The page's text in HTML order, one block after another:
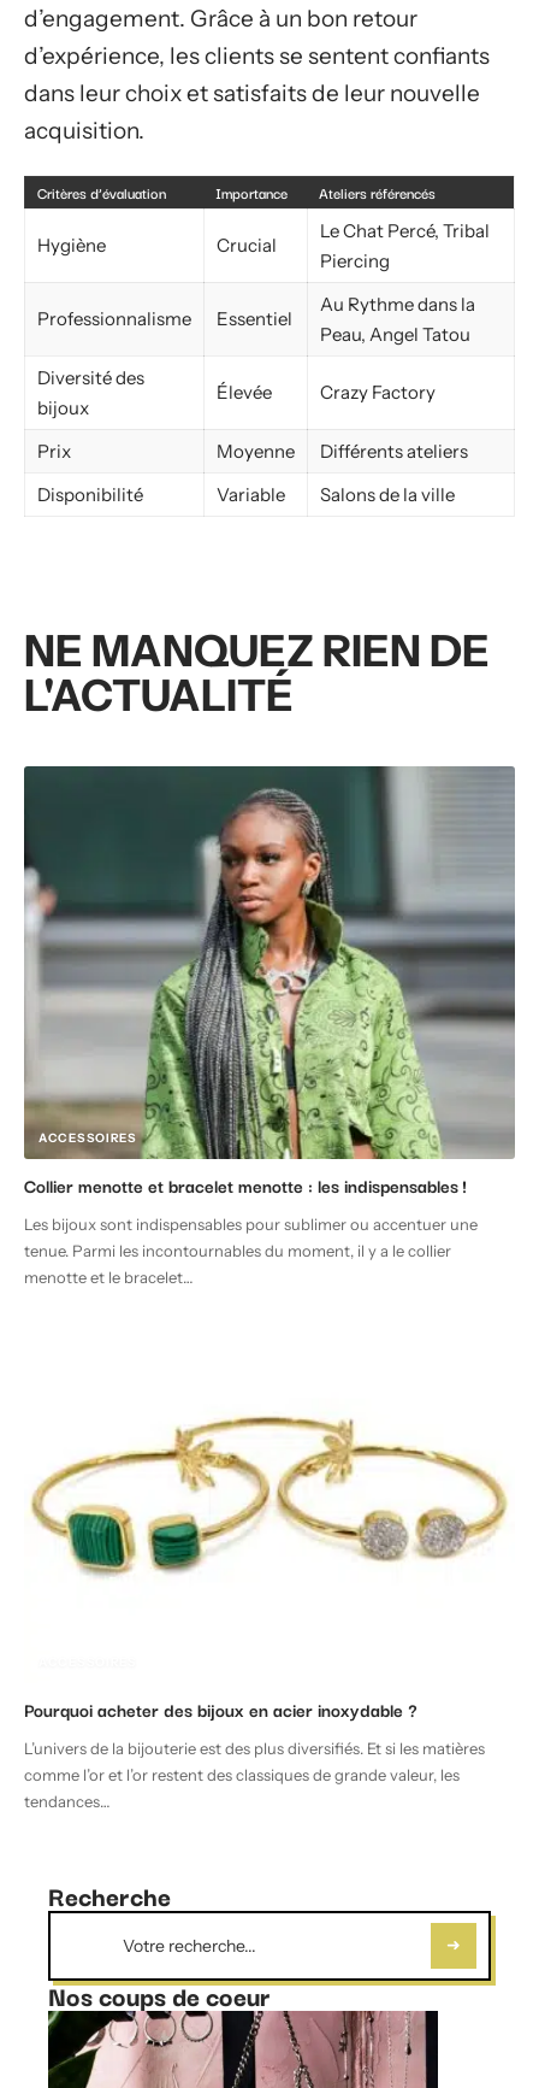
d’engagement. Grâce à un bon retour
d’expérience, les clients se sentent confiants
dans leur choix et satisfaits de leur nouvelle
acquisition.
Critères d’évaluation Importance Ateliers référencés
Hygiène Crucial
Le Chat Percé, Tribal
Piercing
Professionnalisme Essentiel
Au Rythme dans la
Peau, Angel Tatou
Diversité des
bijoux
Élevée Crazy Factory
Prix Moyenne
Différents ateliers
Disponibilité
Variable Salons de la ville
NE MANQUEZ RIEN DE
L'ACTUALITÉ
ACCESSOIRES
Collier menotte et bracelet menotte : les indispensables !
Les bijoux sont indispensables pour sublimer ou accentuer une
tenue. Parmi les incontournables du moment, il y a le collier
menotte et le bracelet…
Pourquoi acheter des bijoux en acier inoxydable ?
L’univers de la bijouterie est des plus diversifiés. Et si les matières
comme l’or et l’or restent des classiques de grande valeur, les
tendances…
Recherche
Nos coups de coeur